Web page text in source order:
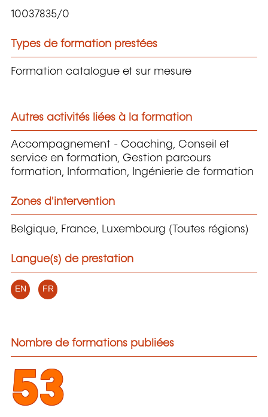
10037835/0
Types de formation prestées
Formation catalogue et sur mesure
Autres activités liées à la formation
Accompagnement - Coaching, Conseil et
service en formation, Gestion parcours
formation, Information, Ingénierie de formation
Zones d'intervention
Belgique, France, Luxembourg (Toutes régions)
Langue(s) de prestation
EN FR
Nombre de formations publiées
53